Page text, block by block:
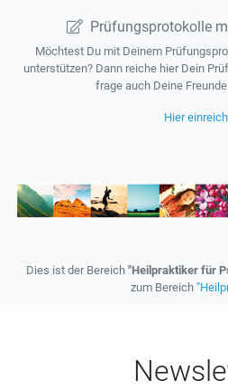
Prüfungsprotokolle
Möchtest Du mit Deinem
unterstützen? Dann reiche hier Dein
frage auch Deine
Hier
Dies ist der Bereich "Heilpraktiker für
zum Bereich